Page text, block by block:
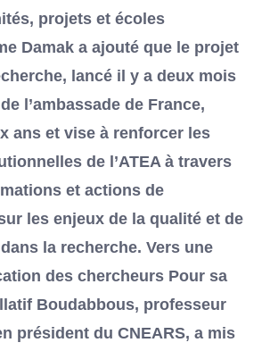
projets et écoles
Damak a ajouté que le projet
lancé il y a deux mois
l’ambassade de France,
ans et vise à renforcer les
de l’ATEA à travers
et actions de
les enjeux de la qualité et de
la recherche. Vers une
des chercheurs Pour sa
Boudabbous, professeur
président du CNEARS, a mis